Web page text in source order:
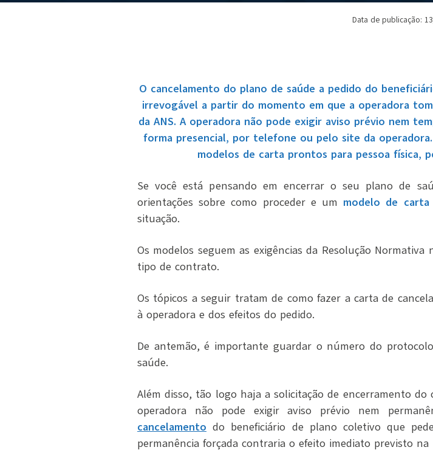
Data de publicação:
O cancelamento do plano de saúde a pedido do
irrevogável a partir do momento em que a operadora
da ANS. A operadora não pode exigir aviso prévio nem
forma presencial, por telefone ou pelo site da
modelos de carta prontos para pessoa física,
Se você está pensando em encerrar o seu plano de
orientações sobre como proceder e um modelo de
situação.
Os modelos seguem as exigências da Resolução
tipo de contrato.
Os tópicos a seguir tratam de como fazer a carta de
à operadora e dos efeitos do pedido.
De antemão, é importante guardar o número do
saúde.
Além disso, tão logo haja a solicitação de encerramento
operadora não pode exigiraviso prévio nem
cancelamento do beneficiário de plano coletivo que
permanência forçada contraria o efeito imediato previsto na